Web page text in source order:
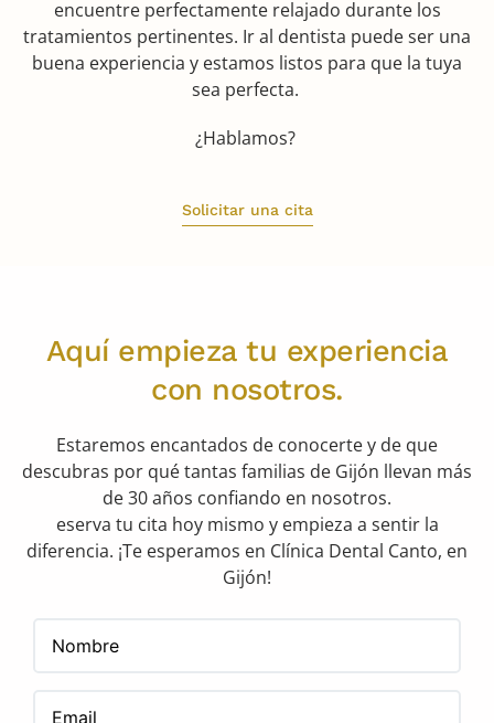
encuentre perfectamente relajado durante los
tratamientos pertinentes. Ir al dentista puede ser una
buena experiencia y estamos listos para que la tuya
sea perfecta.
¿Hablamos?
Solicitar una cita
Aquí empieza tu experiencia
con nosotros.
Estaremos encantados de conocerte y de que
descubras por qué tantas familias de Gijón llevan más
de 30 años confiando en nosotros.
eserva tu cita hoy mismo y empieza a sentir la
diferencia. ¡Te esperamos en Clínica Dental Canto, en
Gijón!